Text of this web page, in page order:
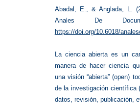
Abadal, E., & Anglada, L.
Anales De
https://doi.org/10.6018/
La ciencia abierta es un
manera de hacer ciencia
una visión “abierta” (open)
de la investigación científica
datos, revisión, publicación,